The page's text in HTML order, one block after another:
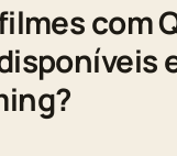
com